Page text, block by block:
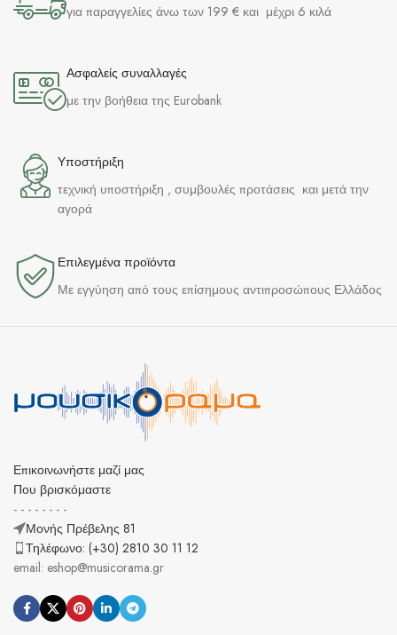
για παραγγελίες άνω των 199 € και μέχρι 6 κιλά
Ασφαλείς συναλλαγές
με την βοήθεια της Eurobank
Υποστήριξη
τεχνική υποστήριξη , συμβουλές προτάσεις και μετά την
αγορά
Επιλεγμένα προϊόντα​
Με εγγύηση από τους επίσημους αντιπροσώπους Ελλάδος
Επικοινωνήστε μαζί μας
Που βρισκόμαστε
- - - - - - - -
Μονής Πρέβελης 81
Τηλέφωνο: (+30) 2810 30 11 12
email: eshop@musicorama.gr